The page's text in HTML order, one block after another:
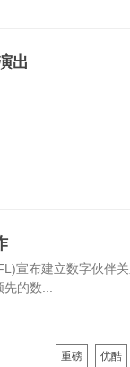
出
宣布建立数字伙伴
的数...
重磅 优酷